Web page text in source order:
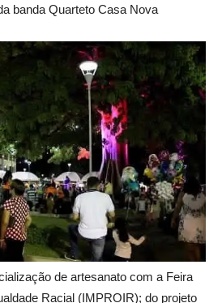
banda Quarteto Casa Nova
de artesanato com a Feira
Racial (IMPROIR); do projeto